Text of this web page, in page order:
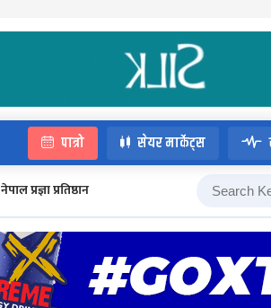
पात्रो सेयर मार्केट्स
नेपाल प्रज्ञा प्रतिष्ठान